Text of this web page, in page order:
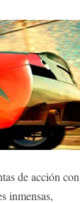
de acción con
inmensas,